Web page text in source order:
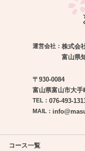
運営会社：株式会
富山県
〒930-0084
富山県富山市大手
TEL：076-493-
MAIL：
コース一覧